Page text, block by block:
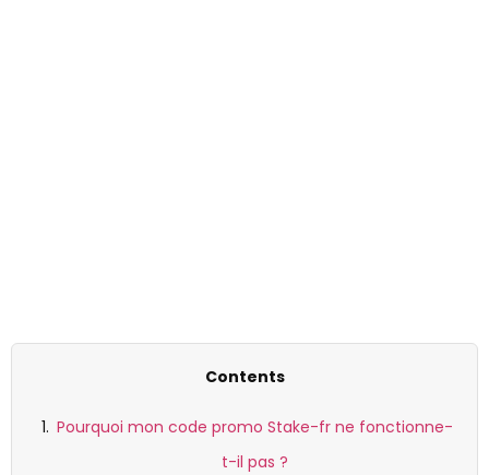
Contents
Pourquoi mon code promo Stake-fr ne fonctionne-
t-il pas ?